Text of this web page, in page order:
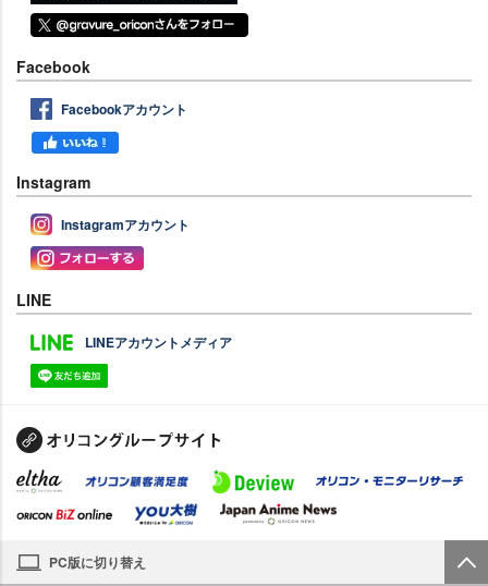
Facebook
Facebookアカウント
Instagram
Instagramアカウント
LINE
LINEアカウントメディア
PC版に切り替え